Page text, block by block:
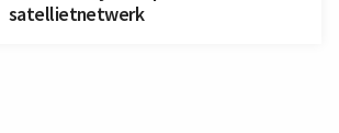
satellietnetwerk